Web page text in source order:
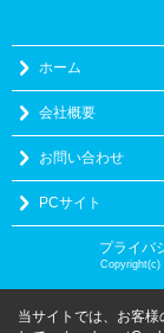
ホーム
会社概要
お問い合わせ
PCサイト
プライバ
Copyright(c)
当サイトでは、お客